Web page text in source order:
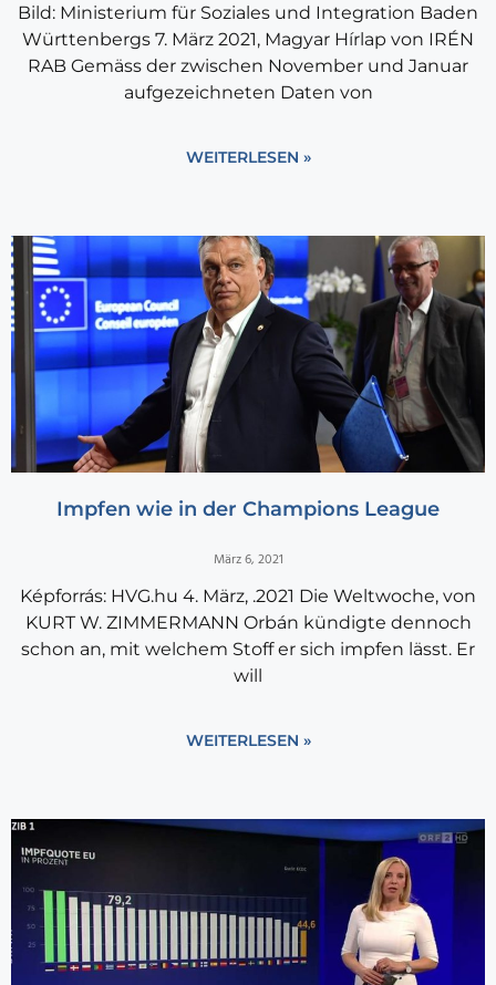
Bild: Ministerium für Soziales und Integration Baden
Württenbergs 7. März 2021, Magyar Hírlap von IRÉN
RAB Gemäss der zwischen November und Januar
aufgezeichneten Daten von
WEITERLESEN »
Impfen wie in der Champions League
März 6, 2021
Képforrás: HVG.hu 4. März, .2021 Die Weltwoche, von
KURT W. ZIMMERMANN Orbán kündigte dennoch
schon an, mit welchem Stoff er sich impfen lässt. Er
will
WEITERLESEN »